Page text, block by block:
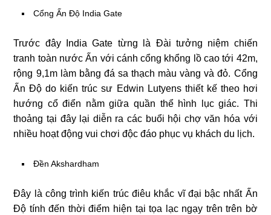
Cổng Ấn Độ India Gate
Trước đây India Gate từng là Đài tưởng niệm chiến
tranh toàn nước Ấn với cánh cổng khổng lồ cao tới 42m,
rộng 9,1m làm bằng đá sa thạch màu vàng và đỏ. Cổng
Ấn Độ do kiến trúc sư Edwin Lutyens thiết kế theo hơi
hướng cổ điển nằm giữa quần thể hình lục giác. Thi
thoảng tại đây lại diễn ra các buổi hội chợ văn hóa với
nhiều hoạt động vui chơi độc đáo phục vụ khách du lịch.
Đền Akshardham
Đây là công trình kiến trúc điêu khắc vĩ đại bậc nhất Ấn
Độ tính đến thời điểm hiện tại tọa lạc ngạy trên trên bờ